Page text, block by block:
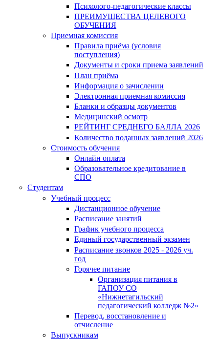
Психолого-педагогические классы
ПРЕИМУЩЕСТВА ЦЕЛЕВОГО
ОБУЧЕНИЯ
Приемная комиссия
Правила приёма (условия
поступления)
Документы и сроки приема заявлений
План приёма
Информация о зачислении
Электронная приемная комиссия
Бланки и образцы документов
Медицинский осмотр
РЕЙТИНГ СРЕДНЕГО БАЛЛА 2026
Количество поданных заявлений 2026
Стоимость обучения
Онлайн оплата
Образовательное кредитование в
СПО
Студентам
Учебный процесс
Дистанционное обучение
Расписание занятий
График учебного процесса
Единый государственный экзамен
Расписание звонков 2025 - 2026 уч.
год
Горячее питание
Организация питания в
ГАПОУ СО
«Нижнетагильский
педагогический колледж №2»
Перевод, восстановление и
отчисление
Выпускникам